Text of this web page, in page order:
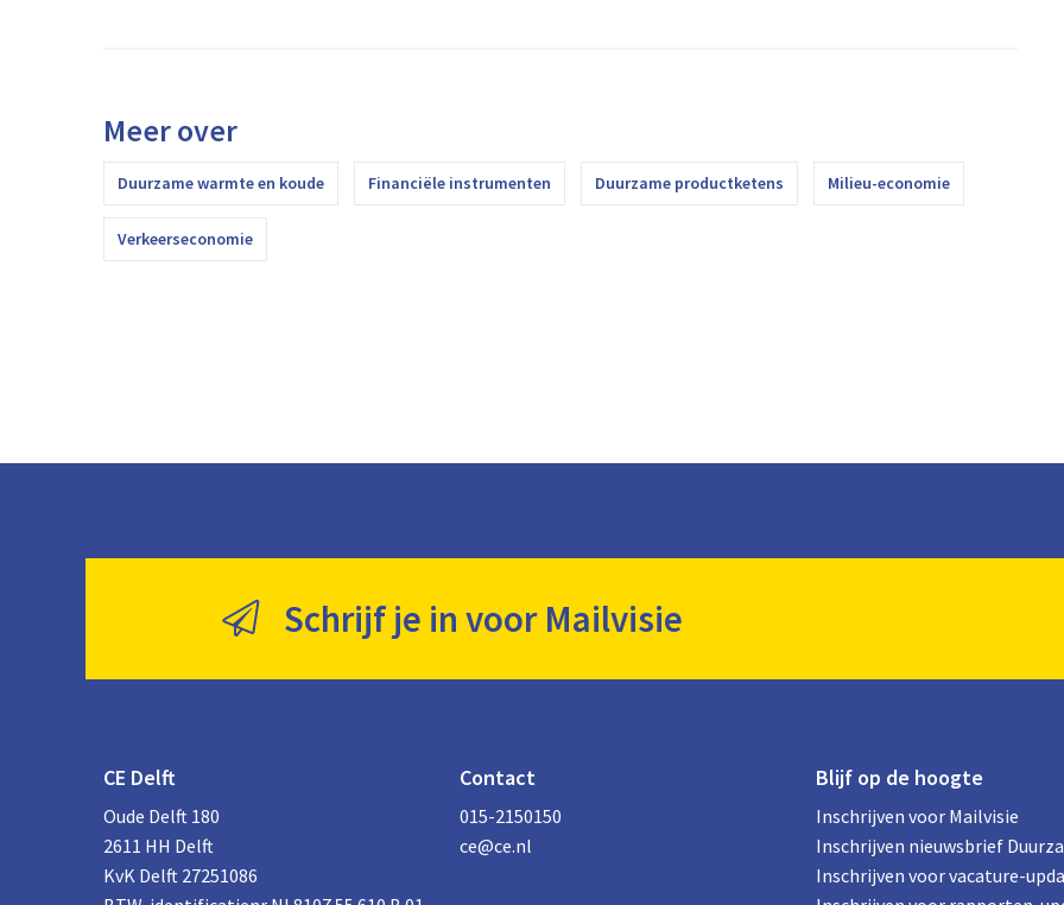
Meer over
Duurzame warmte en koude Financiële instrumenten Duurzame productketens Milieu-economie
Verkeerseconomie
Schrijf je in voor Mailvisie
CE Delft
Oude Delft 180
2611 HH Delft
KvK Delft 27251086
Contact
015-2150150
ce@ce.nl
Blijf op de hoogte
Inschrijven voor Mailvisie
Inschrijven nieuwsbrief
Inschrijven voor vacature-